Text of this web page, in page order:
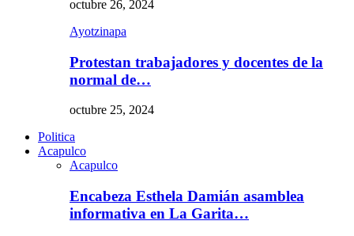
octubre 26, 2024
Ayotzinapa
Protestan trabajadores y docentes de la
normal de…
octubre 25, 2024
Politica
Acapulco
Acapulco
Encabeza Esthela Damián asamblea
informativa en La Garita…